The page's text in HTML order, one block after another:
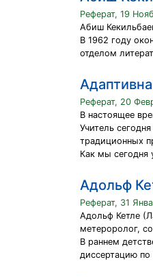
Реферат, 19
Абиш
В 1962 году
отделом
Реферат, 20
В настоящее
Учитель
традиционных
Как мы сегодня
Адольф
Реферат, 31
Адольф Кетле
метероролог,
В раннем
диссертацию